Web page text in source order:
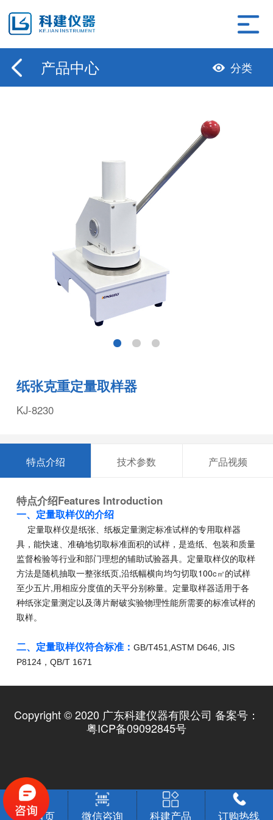
产品中心 分类
纸张克重定量取样器
KJ-8230
特点介绍 技术参数 产品视频
特点介绍Features Introduction
一、 定量取样仪的介绍
定量取样仪是纸张、纸板定量测定标准试样的专用取样器
具，能快速、准确地切取标准面积的试样，是造纸、包装和质量
监督检验等行业和部门理想的辅助试验器具。定量取样仪的取样
方法是随机抽取一整张纸页,沿纸幅横向均匀切取100c㎡的试样
至少五片,用相应分度值的天平分别称量。定量取样器适用于各
种纸张定量测定以及薄片耐破实验物理性能所需要的标准试样的
取样。
二、 定量取样仪符合标准： GB/T451,ASTM D646, JIS
P8124，QB/T 1671
Copyright © 2020 广东科建仪器有限公司 备案号：
粤ICP备09092845号
返回首页 微信咨询 科建产品 订购热线